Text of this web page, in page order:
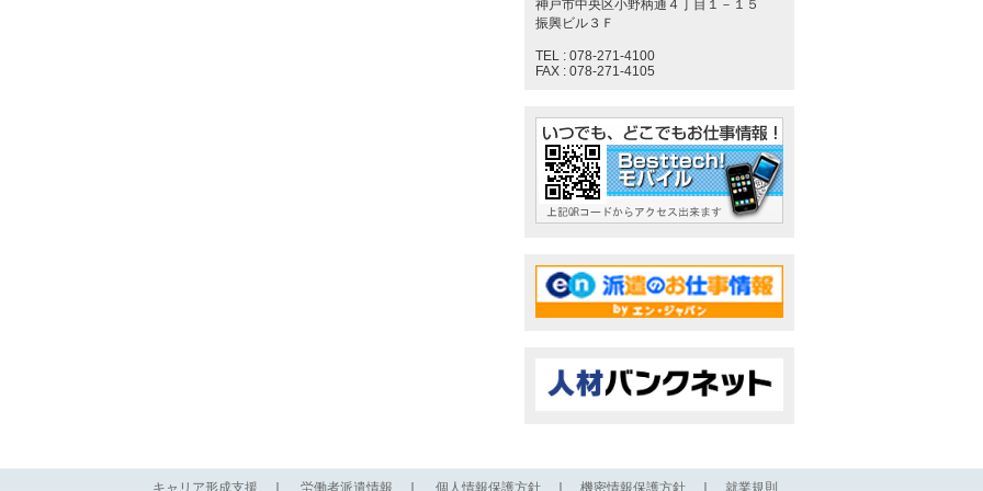
神戸市中央区小野柄通４丁目１－１５
振興ビル３Ｆ
TEL : 078-271-4100
FAX : 078-271-4105
キャリア形成支援 労働者派遣情報 個人情報保護方針 機密情報保護方針 就業規則